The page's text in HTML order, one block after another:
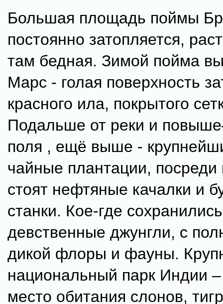
Большая площадь поймы
постоянно затопляется,
там бедная. Зимой пойма
Марс - голая поверхность
красного ила, покрытого
Подальше от реки и
поля , ещё выше -
чайные плантации, посреди
стоят нефтяные качалки и
станки. Кое-где сохранились
девственные джунгли, с
дикой флоры и фауны.
национальный парк Индии –
место обитания слонов,